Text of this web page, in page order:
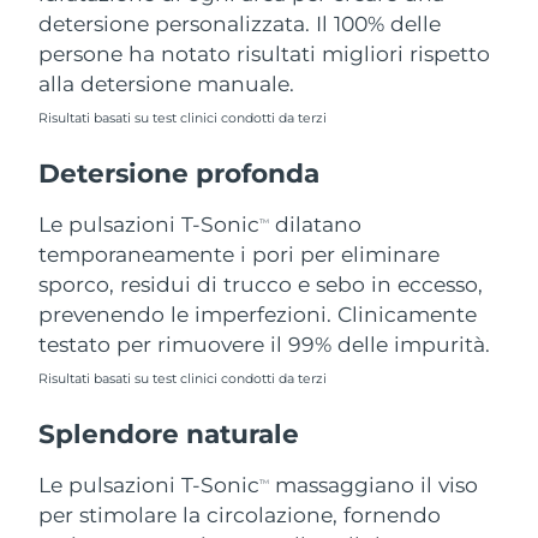
detersione personalizzata. Il 100% delle
persone ha notato risultati migliori rispetto
alla detersione manuale.
Risultati basati su test clinici condotti da terzi
Detersione profonda
Le pulsazioni T-SonicTM
dilatano
temporaneamente i pori per eliminare
sporco, residui di trucco e sebo in eccesso,
prevenendo le imperfezioni. Clinicamente
testato per rimuovere il 99% delle impurità.
Risultati basati su test clinici condotti da terzi
Splendore naturale
Le pulsazioni T-SonicTM
massaggiano il viso
per stimolare la circolazione, fornendo
Filippine Consegna stimata12/08/2026
Polonia Consegna stimata
Qatar Consegna stimata10/08/2026
Riunione Consegna stimata 14/08/2026
Romania 09/08/2026
Russia
Arabia Saudita Consegna stimata 10/08/2026
Singapore Consegna stimata